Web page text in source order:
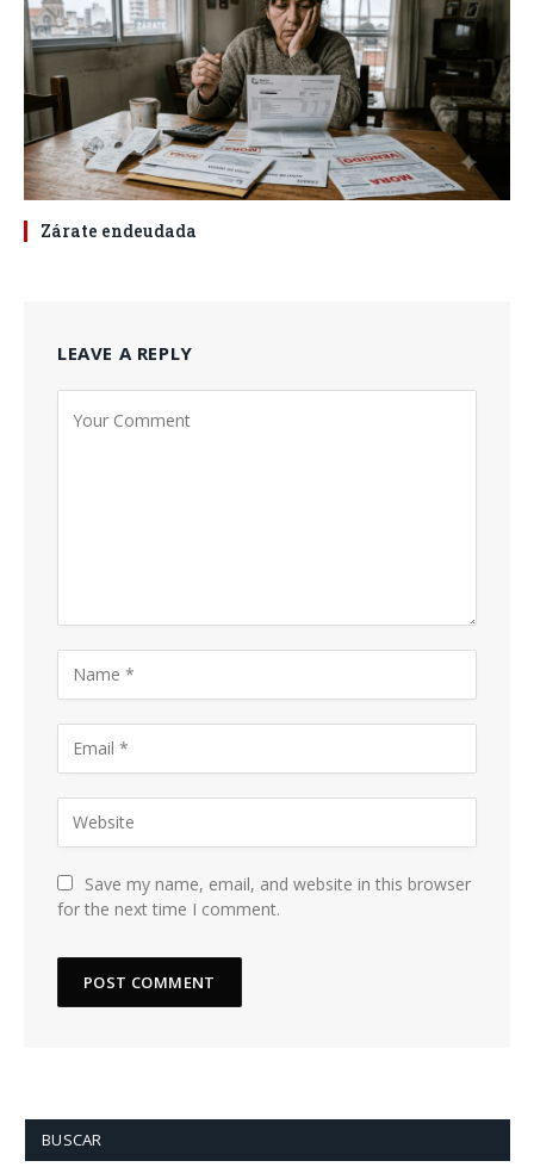
Zárate endeudada
LEAVE A REPLY
Save my name, email, and website in this browser
for the next time I comment.
BUSCAR